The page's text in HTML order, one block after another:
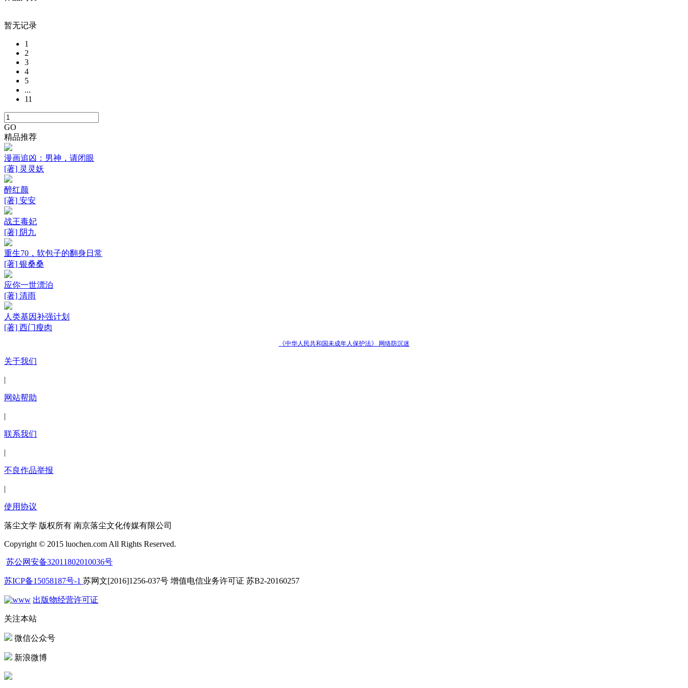
暂无记录
1
2
3
4
5
...
11
GO
精品推荐
漫画追凶：男神，请闭眼
[著] 灵灵妖
醉红颜
[著] 安安
战王毒妃
[著] 阴九
重生70，软包子的翻身日常
[著] 银桑桑
应你一世漂泊
[著] 清雨
人类基因补强计划
[著] 西门瘦肉
《中华人民共和国未成年人保护法》 网络防沉迷
关于我们
|
网站帮助
|
联系我们
|
不良作品举报
|
使用协议
落尘文学 版权所有 南京落尘文化传媒有限公司
Copyright © 2015 luochen.com All Rights Reserved.
苏公网安备32011802010036号
苏ICP备15058187号-1 苏网文[2016]1256-037号 增值电信业务许可证 苏B2-20160257
出版物经营许可证
关注本站
微信公众号
新浪微博